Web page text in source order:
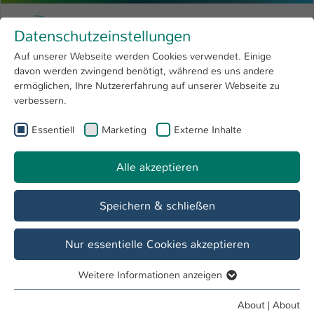
Menu
Research 4
Open submenu
University
International
Skip to main content
University of Applied Sciences
You are here:
Girls only
Referat Student Life Cycle
Overview Student Life Cycle Girls only
cannot direct the
wind, but we can
Datenschutzeinstellungen
Auf unserer Webseite werden Cookies verwendet. Einige
davon werden zwingend benötigt, während es uns andere
ermöglichen, Ihre Nutzererfahrung auf unserer Webseite zu
verbessern.
Essentiell Marketing Externe Inhalte
Alle akzeptieren
Speichern & schließen
Nur essentielle Cookies akzeptieren
Essentielle Cookies werden für grundlegende Funktionen
Weitere Informationen anzeigen
About | About